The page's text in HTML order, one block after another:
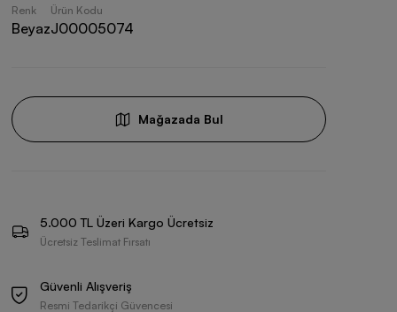
Renk
Beyaz
Ürün Kodu
J00005074
Mağazada Bul
5.000 TL Üzeri Kargo Ücretsiz
Ücretsiz Teslimat Fırsatı
Güvenli Alışveriş
Resmi Tedarikçi Güvencesi